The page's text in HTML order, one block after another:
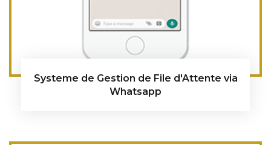
Systeme de Gestion de File d'Attente via
Whatsapp